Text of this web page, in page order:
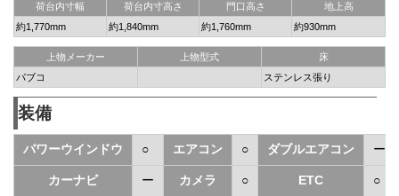
荷台内寸幅 荷台内寸高さ 門口高さ
地上高
約1,770mm
約1,840mm 約1,760mm 約930mm
上物メーカー 上物型式
床
パブコ
ステンレス張り
装備
パワーウインドウ ○ エアコン ○ ダブルエアコン ー
カーナビ ー カメラ ○ ETC ○